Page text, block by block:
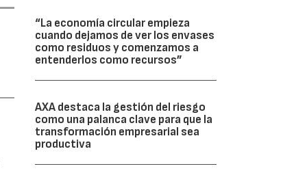
“La economía circular empieza
cuando dejamos de ver los envases
como residuos y comenzamos a
entenderlos como recursos”
AXA destaca la gestión del riesgo
como una palanca clave para que la
transformación empresarial sea
productiva